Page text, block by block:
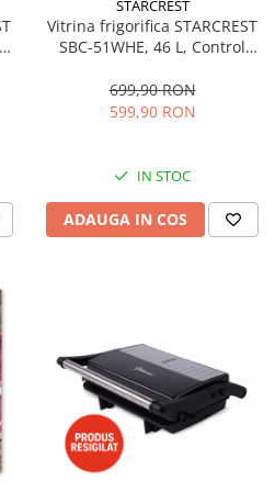
STARCREST
Vitrina frigorifica STARCREST
SBC-51WHE, 46 L, Control
48.8 cm, Alb
699,90 RON
599,90 RON
IN STOC
ADAUGA IN COS